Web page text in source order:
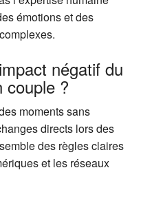
émotions et des
négatif du
couple ?
moments sans
directs lors des
des règles claires
et les réseaux